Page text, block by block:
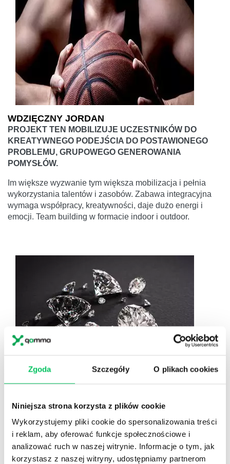
Zgoda Szczegóły O plikach cookies
Niniejsza strona korzysta z plików cookie
Wykorzystujemy pliki cookie do spersonalizowania treści
i reklam, aby oferować funkcje społecznościowe i
analizować ruch w naszej witrynie. Informacje o tym, jak
korzystasz z naszej witryny, udostępniamy partnerom
WDZIĘCZNY JORDAN
PROJEKT TEN MOBILIZUJE UCZESTNIKÓW DO
KREATYWNEGO PODEJŚCIA DO POSTAWIONEGO
PROBLEMU, GRUPOWEGO GENEROWANIA
POMYSŁÓW.
Im większe wyzwanie tym większa mobilizacja i pełnia
wykorzystania talentów i zasobów. Zabawa integracyjna
wymaga współpracy, kreatywności, daje dużo energi i
emocji. Team building w formacie indoor i outdoor.
DIAMENTOWY SZLAK
NIŻ MIĘŚNIE
Gra scenariuszowa zabierająca grupę w podróż po
kontynentach, różnych krajach. Wyzwania wymagają
współpracy bądź podziału zasobów. Mechanika gry może